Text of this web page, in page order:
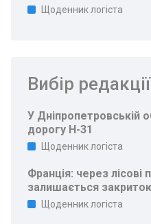
Щоденник логіста
Вибір редакції
У Дніпропетровській
дорогу Н-31
Щоденник логіста
Франція: через
залишається
Щоденник логіста